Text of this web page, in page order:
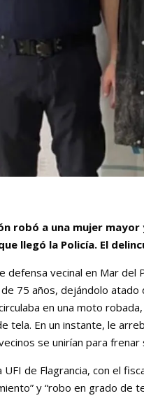
robó a una mujer
llegó la Policía. El
defensa vecinal en Mar del
75 años, dejándolo
en una moto
tela. En un instante, le
se unirían para frenar
de Flagrancia, con el
y “robo en grado de